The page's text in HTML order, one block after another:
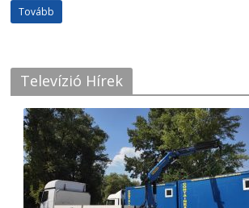
Tovább
Televízió Hírek